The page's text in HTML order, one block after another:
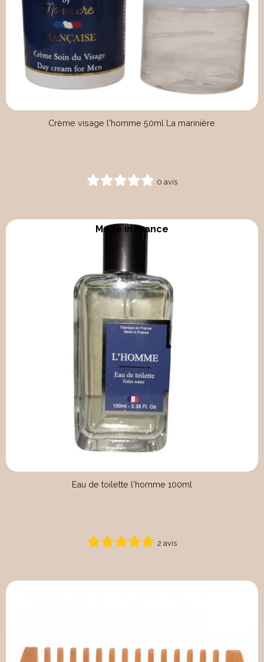
Crème visage l'homme 50ml La marinière
0 avis
Eau de toilette l'homme 100ml
2 avis
Made in France